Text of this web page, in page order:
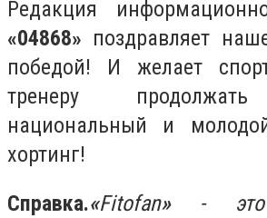
Редакция
«04868» поздравляет
победой! И желает
тренеру
национальный и
хортинг!
Справка.«Fitofan»- это